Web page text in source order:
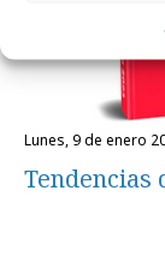
lunes, 9 de enero
Tendencias